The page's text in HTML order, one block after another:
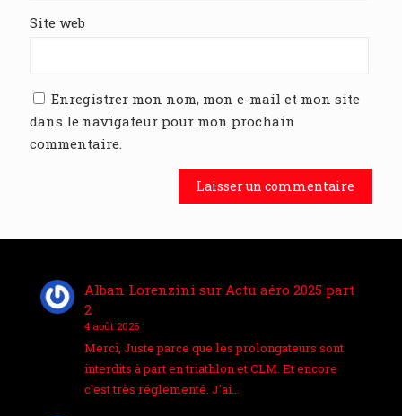
Site web
Enregistrer mon nom, mon e-mail et mon site
dans le navigateur pour mon prochain
commentaire.
Alban Lorenzini sur Actu aéro 2025 part
2
4 août 2026
Merci, Juste parce que les prolongateurs sont
interdits à part en triathlon et CLM. Et encore
c'est très réglementé. J'ai…